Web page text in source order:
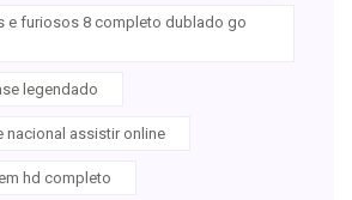
e furiosos 8 completo dublado go
legendado
nacional assistir online
hd completo